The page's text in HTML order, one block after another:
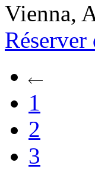
Vienna,
Réserver
1
2
3